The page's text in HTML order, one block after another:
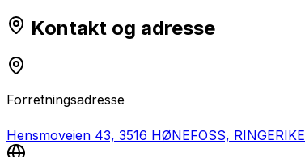
Kontakt og adresse
Forretningsadresse
Hensmoveien 43, 3516 HØNEFOSS, RINGERIKE